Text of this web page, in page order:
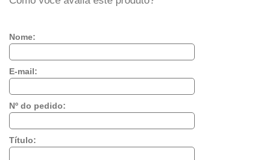
Nome:
E-mail:
Nº do pedido:
Título: